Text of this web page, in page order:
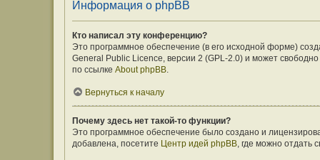
Информация о phpBB
Кто написал эту конференцию?
Это программное обеспечение (в его исходной форме)
General Public Licence, версии 2 (GPL-2.0) и может
по ссылке About phpBB.
Вернуться к началу
Почему здесь нет такой-то функции?
Это программное обеспечение было создано и
добавлена, посетите Центр идей phpBB, где можно отдать